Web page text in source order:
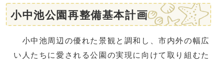
小中池公園再整備基本計画
小中池周辺の優れた景観と調和し、市内外の幅広
い人たちに愛される公園の実現に向けて取り組むた